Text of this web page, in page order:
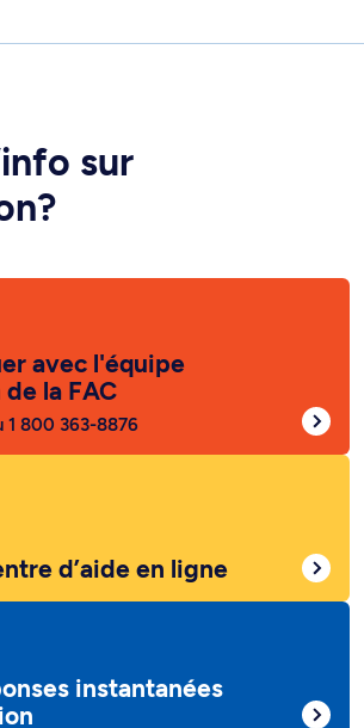
avec l'équipe
la FAC
1 800 363-8876
d’aide en ligne
instantanées